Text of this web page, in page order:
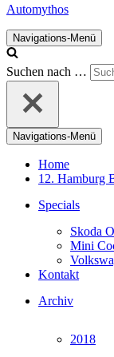
Automythos
Navigations-Menü
Suchen nach …
Navigations-Menü
Home
12. Hamburg
Specials
Skoda
Mini
Kontakt
Archiv
2018